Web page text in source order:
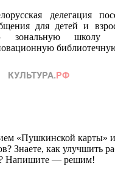
делегация
для детей и
зональную школу
«Пушкинской карты»
Знаете, как улучшить
Напишите — решим!